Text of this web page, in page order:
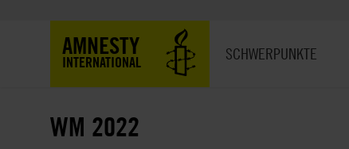
AMNESTY
INTERNATIONAL SCHWERPUNKTE
WM 2022